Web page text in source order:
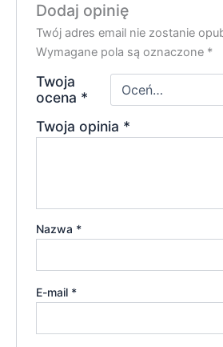
Dodaj opinię
Twój adres email nie zostanie
Wymagane pola są oznaczone *
Twoja
ocena *
Twoja opinia *
Nazwa *
E-mail *